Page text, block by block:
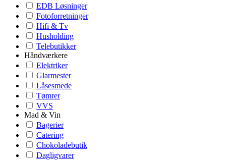
EDB Løsninger
Fotoforretninger
Hifi & Tv
Husholding
Telebutikker
Håndværkere
Elektriker
Glarmester
Låsesmede
Tømrer
VVS
Mad & Vin
Bagerier
Catering
Chokoladebutik
Dagligvarer